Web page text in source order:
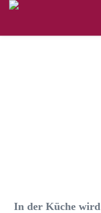
In der Küche